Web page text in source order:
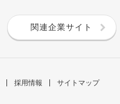
関連企業サイト
採用情報 サイトマップ